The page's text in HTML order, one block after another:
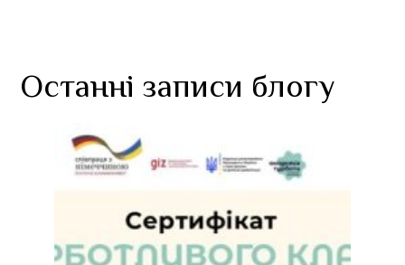
Останні записи блогу